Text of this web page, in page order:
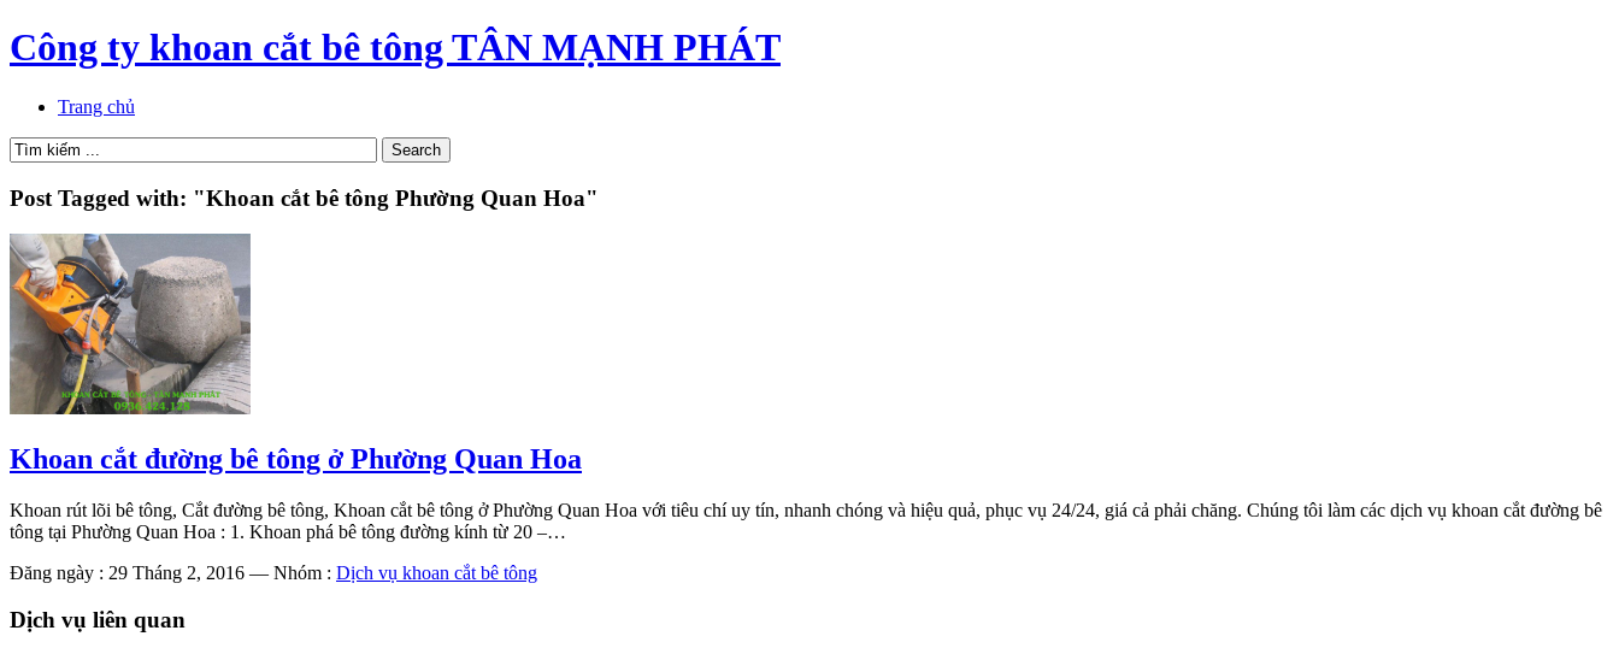
Công ty khoan cắt bê tông TÂN MẠNH PHÁT
Trang chủ
Post Tagged with: "Khoan cắt bê tông Phường Quan Hoa"
Khoan cắt đường bê tông ở Phường Quan Hoa
Khoan rút lõi bê tông, Cắt đường bê tông, Khoan cắt bê tông ở Phường Quan Hoa với tiêu chí uy tín, nhanh chóng và hiệu quả, phục vụ 24/24, giá cả phải chăng. Chúng tôi làm các dịch vụ khoan cắt đường bê
tông tại Phường Quan Hoa : 1. Khoan phá bê tông đường kính từ 20 –…
Đăng ngày : 29 Tháng 2, 2016 — Nhóm : Dịch vụ khoan cắt bê tông
Dịch vụ liên quan